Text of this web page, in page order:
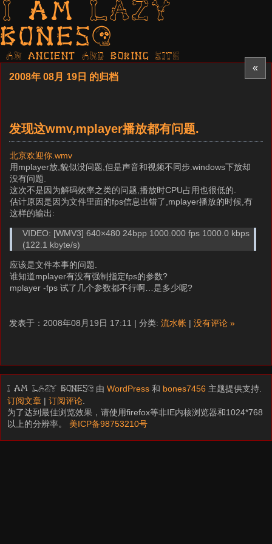
I am LAZY
bones?
AN ancient AND boring SITE
«
2008年 08月 19日 的归档
发现这wmv,mplayer播放都有问题.
北京欢迎你.wmv
用mplayer放,貌似没问题,但是声音和视频不同步.windows下放却
没有问题.
这次不是因为解码效率之类的问题,播放时CPU占用也很低的.
估计原因是因为文件里面的fps信息出错了,mplayer播放的时候,有
这样的输出:
VIDEO: [WMV3] 640×480 24bpp 1000.000 fps 1000.0 kbps
(122.1 kbyte/s)
应该是文件本事的问题.
谁知道mplayer有没有强制指定fps的参数?
mplayer -fps 试了几个参数都不行啊…是多少呢?
发表于：2008年08月19日 17:11 | 分类: 流水帐 | 没有评论 »
I am LAZY bones? 由WordPress 和 bones7456 主题提供支持.
订阅文章 |订阅评论
为了达到最佳浏览效果，请使用firefox等非IE内核浏览器和1024*768
以上的分辨率。 美ICP备98753210号